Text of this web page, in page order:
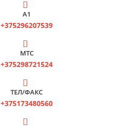
А1
+375296207539
МТС
+375298721524
ТЕЛ/ФАКС
+375173480560